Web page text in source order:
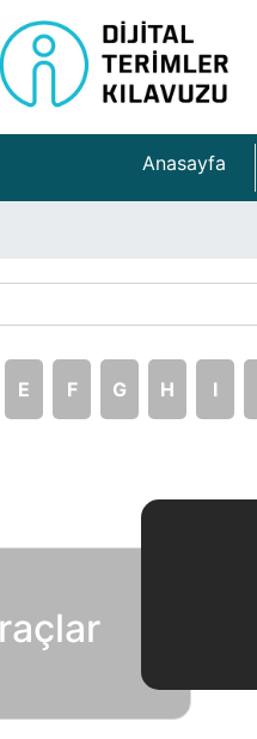
Anasayfa
E F G H I